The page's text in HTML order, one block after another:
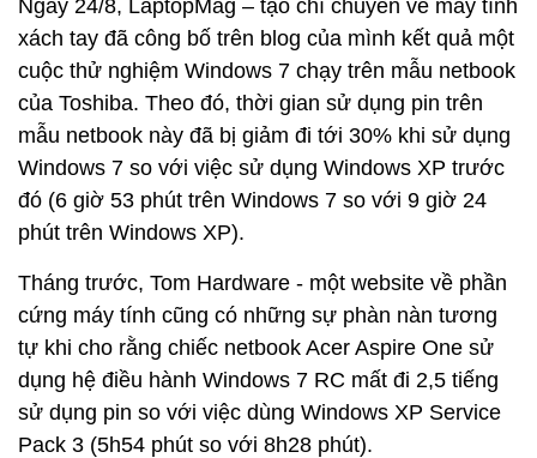
Ngày 24/8, LaptopMag – tạo chí chuyên về máy tính
xách tay đã công bố trên blog của mình kết quả một
cuộc thử nghiệm Windows 7 chạy trên mẫu netbook
của Toshiba. Theo đó, thời gian sử dụng pin trên
mẫu netbook này đã bị giảm đi tới 30% khi sử dụng
Windows 7 so với việc sử dụng Windows XP trước
đó (6 giờ 53 phút trên Windows 7 so với 9 giờ 24
phút trên Windows XP).
Tháng trước, Tom Hardware - một website về phần
cứng máy tính cũng có những sự phàn nàn tương
tự khi cho rằng chiếc netbook Acer Aspire One sử
dụng hệ điều hành Windows 7 RC mất đi 2,5 tiếng
sử dụng pin so với việc dùng Windows XP Service
Pack 3 (5h54 phút so với 8h28 phút).